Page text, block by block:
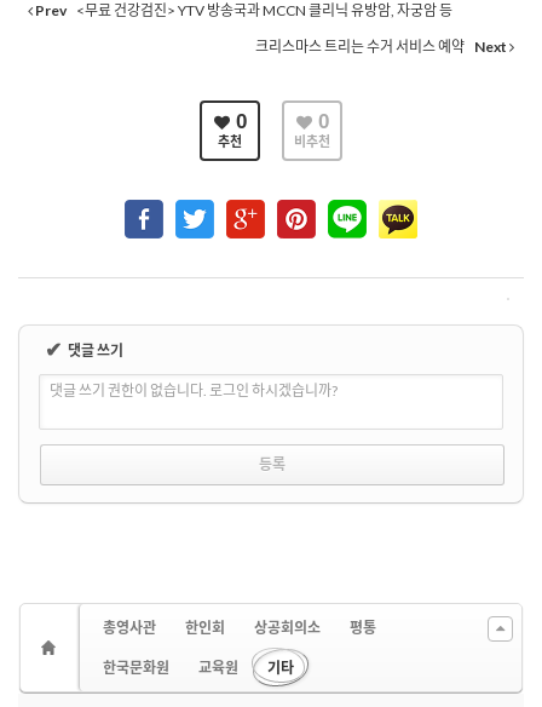
Prev <무료 건강검진> YTV 방송국과 MCCN 클리닉 유방암, 자궁암 등
크리스마스 트리는 수거 서비스 예약 Next
0
추천
0
비추천
✔ 댓글 쓰기
댓글 쓰기 권한이 없습니다. 로그인 하시겠습니까?
총영사관 한인회 상공회의소 평통
한국문화원 교육원 기타